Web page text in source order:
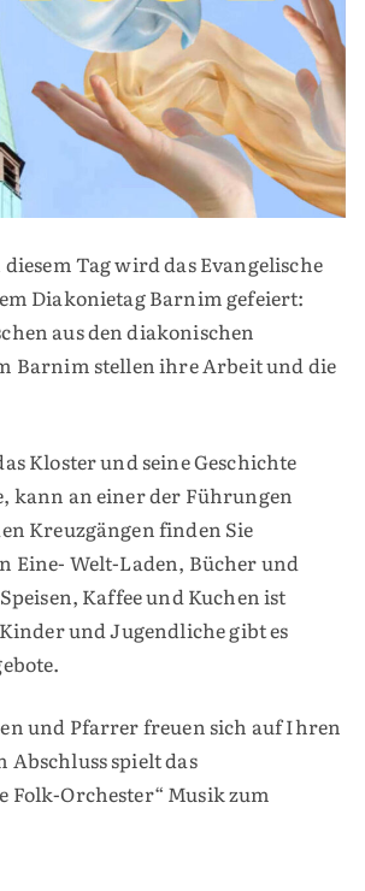
diesem Tag wird das Evangelische
Diakonietag Barnim gefeiert:
aus den diakonischen
Barnim stellen ihre Arbeit und die
Kloster und seine Geschichte
kann an einer der Führungen
Kreuzgängen finden Sie
Eine- Welt-Laden, Bücher und
Kaffee und Kuchen ist
und Jugendliche gibt es
und Pfarrer freuen sich auf Ihren
Abschluss spielt das
Folk-Orchester“ Musik zum